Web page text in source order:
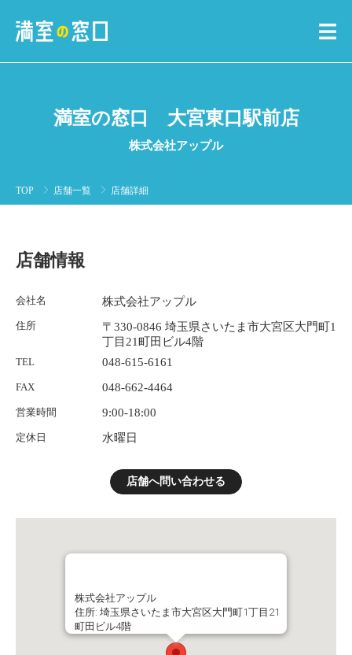
満室の窓口 大宮東口駅前店
株式会社アップル
TOP 店舗一覧 店舗詳細
店舗情報
会社名 株式会社アップル
住所
〒330-0846 埼玉県さいたま市大宮区大門町1
丁目21町田ビル4階
TEL 048-615-6161
FAX 048-662-4464
営業時間 9:00-18:00
定休日 水曜日
店舗へ問い合わせる
株式会社アップル
住所: 埼玉県さいたま市大宮区大門町1丁目21
町田ビル4階